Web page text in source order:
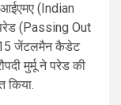
आईएमए (Indian
(Passing Out
जेंटलमैन कैडेट
मुर्मू ने परेड की
किया.